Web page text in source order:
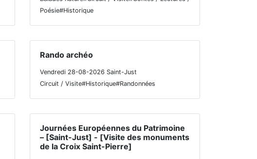
Poésie#Historique
Rando archéo
Vendredi 28-08-2026 Saint-Just
Circuit / Visite#Historique#Randonnées
Journées Européennes du Patrimoine
– [Saint-Just] - [Visite des monuments
de la Croix Saint-Pierre]